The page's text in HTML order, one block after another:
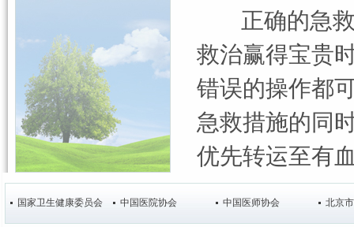
正确的急救
救治赢得宝贵
错误的操作都
急救措施的同
优先转运至有
国家卫生健康委员会 中国医院协会 中国医师协会 北京